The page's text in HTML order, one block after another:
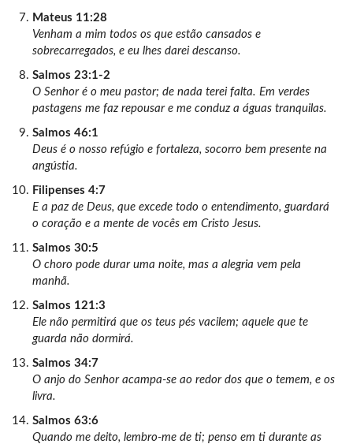
Mateus 11:28
Venham a mim todos os que estão cansados e
sobrecarregados, e eu lhes darei descanso.
Salmos 23:1-2
O Senhor é o meu pastor; de nada terei falta. Em verdes
pastagens me faz repousar e me conduz a águas tranquilas.
Salmos 46:1
Deus é o nosso refúgio e fortaleza, socorro bem presente na
angústia.
Filipenses 4:7
E a paz de Deus, que excede todo o entendimento, guardará
o coração e a mente de vocês em Cristo Jesus.
Salmos 30:5
O choro pode durar uma noite, mas a alegria vem pela
manhã.
Salmos 121:3
Ele não permitirá que os teus pés vacilem; aquele que te
guarda não dormirá.
Salmos 34:7
O anjo do Senhor acampa-se ao redor dos que o temem, e os
livra.
Salmos 63:6
Quando me deito, lembro-me de ti; penso em ti durante as